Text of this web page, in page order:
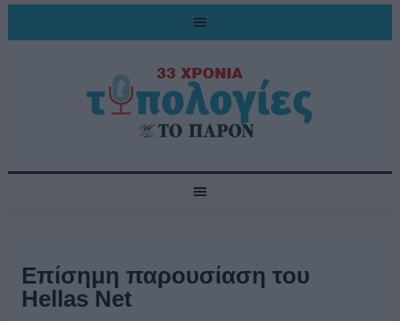
Επίσημη παρουσίαση του
Hellas Net